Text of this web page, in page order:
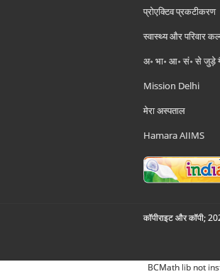
प्रोएक्टिव प्रकटीकरण
स्वास्थ्य और परिवार
अ॰ भा॰ आ॰ सं॰ से जुड़े
Mission Delhi
मेरा अस्पताल
Hamara AIIMS
कॉपीराइट और कॉपी;
BCMath lib not